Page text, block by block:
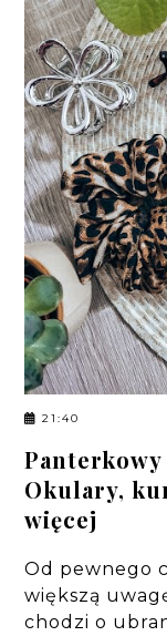
21:40
Okulary,
więcej
Od pewnego
większą
chodzi o